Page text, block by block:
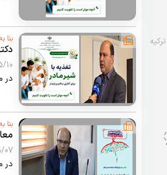
بنا
10
در
بنا
07
در